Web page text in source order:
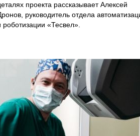
проекта рассказывает Алексей
руководитель отдела
роботизации «Тесвел».